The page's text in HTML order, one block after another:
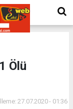
Ölü
27.07.2020 - 01:36